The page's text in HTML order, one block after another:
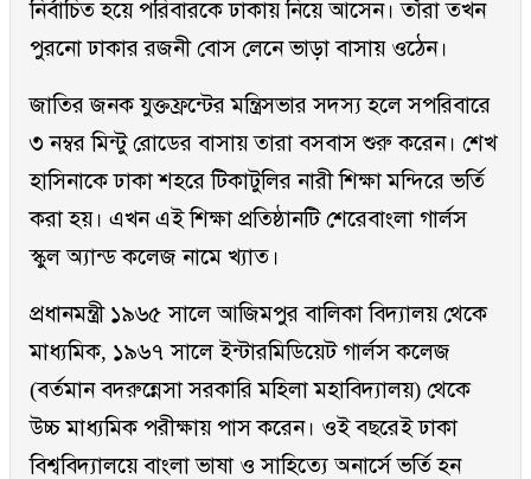
নির্বাচিত হয়ে পরিবারকে ঢাকায় নিয়ে আসেন। তাঁরা তখন
পুরনো ঢাকার রজনী বোস লেনে ভাড়া বাসায় ওঠেন।
জাতির জনক যুক্তফ্রন্টের মন্ত্রিসভার সদস্য হলে সপরিবারে
৩ নম্বর মিন্টু রোডের বাসায় তারা বসবাস শুরু করেন। শেখ
হাসিনাকে ঢাকা শহরে টিকাটুলির নারী শিক্ষা মন্দিরে ভর্তি
করা হয়। এখন এই শিক্ষা প্রতিষ্ঠানটি শেরেবাংলা গার্লস
স্কুল অ্যান্ড কলেজ নামে খ্যাত।
প্রধানমন্ত্রী ১৯৬৫ সালে আজিমপুর বালিকা বিদ্যালয় থেকে
মাধ্যমিক, ১৯৬৭ সালে ইন্টারমিডিয়েট গার্লস কলেজ
(বর্তমান বদরুন্নেসা সরকারি মহিলা মহাবিদ্যালয়) থেকে
উচ্চ মাধ্যমিক পরীক্ষায় পাস করেন। ওই বছরেই ঢাকা
বিশ্ববিদ্যালয়ে বাংলা ভাষা ও সাহিত্যে অনার্সে ভর্তি হন